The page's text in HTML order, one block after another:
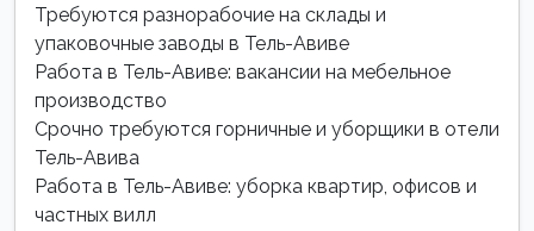
Требуются разнорабочие на склады и
упаковочные заводы в Тель-Авиве
Работа в Тель-Авиве: вакансии на мебельное
производство
Срочно требуются горничные и уборщики в отели
Тель-Авива
Работа в Тель-Авиве: уборка квартир, офисов и
частных вилл